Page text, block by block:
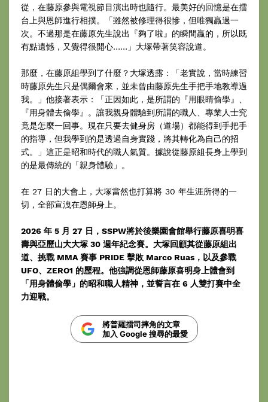
從，在藤原參與電視節目演出時也隨行。最美好的回憶是在擂
台上與恩師進行相撲。「雖然被修理得很慘，但唯獨贏過一
次。不過那是在藤原先生說出『夠了啦』的瞬間贏的，所以既
有點遺憾，又覺得很開心……」大塚帶著笑容說道。
那麼，在藤原組學到了什麼？大塚透露：「老實說，當時練習
時藤原先生只是偶爾會來，並未曾由藤原先生手把手地教導過
我。」他接著表示：「正因如此，是所謂的『用眼睛偷學』、
『用身體去偷學』。讓我親身體驗到所謂的職人、專業人士究
竟是怎麼一回事。現在只要去健身房（道場）都能得到手把手
的指導，但我學到的是透過自身實踐，將其轉化為自己的招
式。」這正是昭和時代的職人氣質。據說從藤原組長身上學到
的是最傳統的「親身體驗」。
在 27 日的大會上，大塚當然也打算將 30 年生涯所得的一
切，全部宣洩在恩師身上。
2026 年 5 月 27 日，SSPW將於後樂園會館舉行藤原喜明喜
壽與亞歷山大大塚 30 週年紀念賽。大塚回顧其從藤原組出
道、挑戰 MMA 賽事 PRIDE 擊敗 Marco Ruas，以及參戰
UFO、ZERO1 的歷程。他強調從恩師藤原喜明身上體會到
「用身體偷學」的昭和職人精神，並誓言在 6 人雙打賽中全
力迎戰。
將普羅擂司摔角的文章
加入 Google 搜尋的最愛